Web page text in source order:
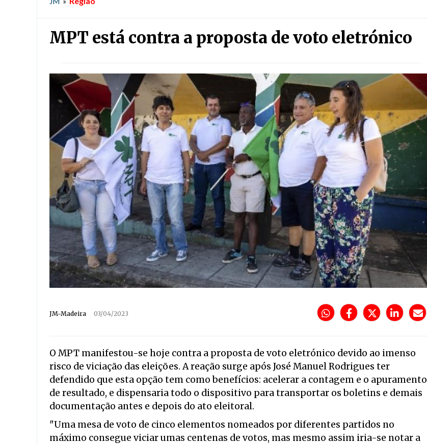
MPT está contra a proposta de voto eletrónico
JM-Madeira 03/04/2023
O MPT manifestou-se hoje contra a proposta de voto eletrónico devido ao imenso
risco de viciação das eleições. A reação surge após José Manuel Rodrigues ter
defendido que esta opção tem como benefícios: acelerar a contagem e o apuramento
de resultado, e dispensaria todo o dispositivo para transportar os boletins e demais
documentação antes e depois do ato eleitoral.
"Uma mesa de voto de cinco elementos nomeados por diferentes partidos no
máximo consegue viciar umas centenas de votos, mas mesmo assim iria-se notar a